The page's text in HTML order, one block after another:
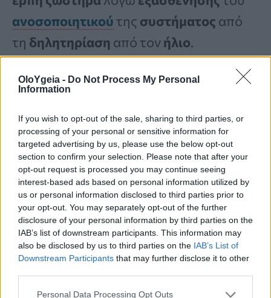
OloYgeia - Do Not Process My Personal
Information
If you wish to opt-out of the sale, sharing to third parties, or
processing of your personal or sensitive information for
targeted advertising by us, please use the below opt-out
section to confirm your selection. Please note that after your
opt-out request is processed you may continue seeing
interest-based ads based on personal information utilized by
us or personal information disclosed to third parties prior to
your opt-out. You may separately opt-out of the further
disclosure of your personal information by third parties on the
IAB’s list of downstream participants. This information may
also be disclosed by us to third parties on the IAB’s List of
Downstream Participants that may further disclose it to other
Personal Data Processing Opt Outs
ανοσοποιητικού της συστήματος από
τη δηλητηρίαση από τον ήλιο.
Φωτογραφία: SWNS
Η Jean περιέγραψε πώς ο γιατρός της